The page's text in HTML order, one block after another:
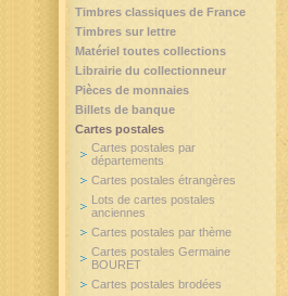
Timbres classiques de France
Timbres sur lettre
Matériel toutes collections
Librairie du collectionneur
Pièces de monnaies
Billets de banque
Cartes postales
Cartes postales par
départements
Cartes postales étrangères
Lots de cartes postales
anciennes
Cartes postales par thème
Cartes postales Germaine
BOURET
Cartes postales brodées